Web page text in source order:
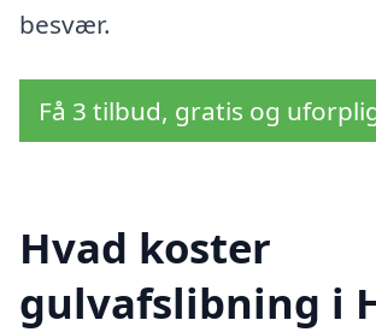
besvær.
Få 3 tilbud, gratis og
Hvad koster
gulvafslibning i